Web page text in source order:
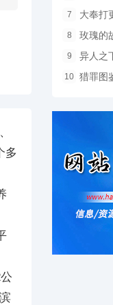
多
7 大奉打
8 玫瑰的
9 异人之
10 猎罪图